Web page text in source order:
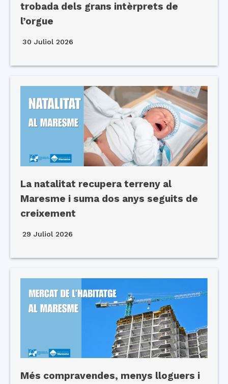
trobada dels grans intèrprets de
l’orgue
30 Juliol 2026
La natalitat recupera terreny al
Maresme i suma dos anys seguits de
creixement
29 Juliol 2026
Més compravendes, menys lloguers i